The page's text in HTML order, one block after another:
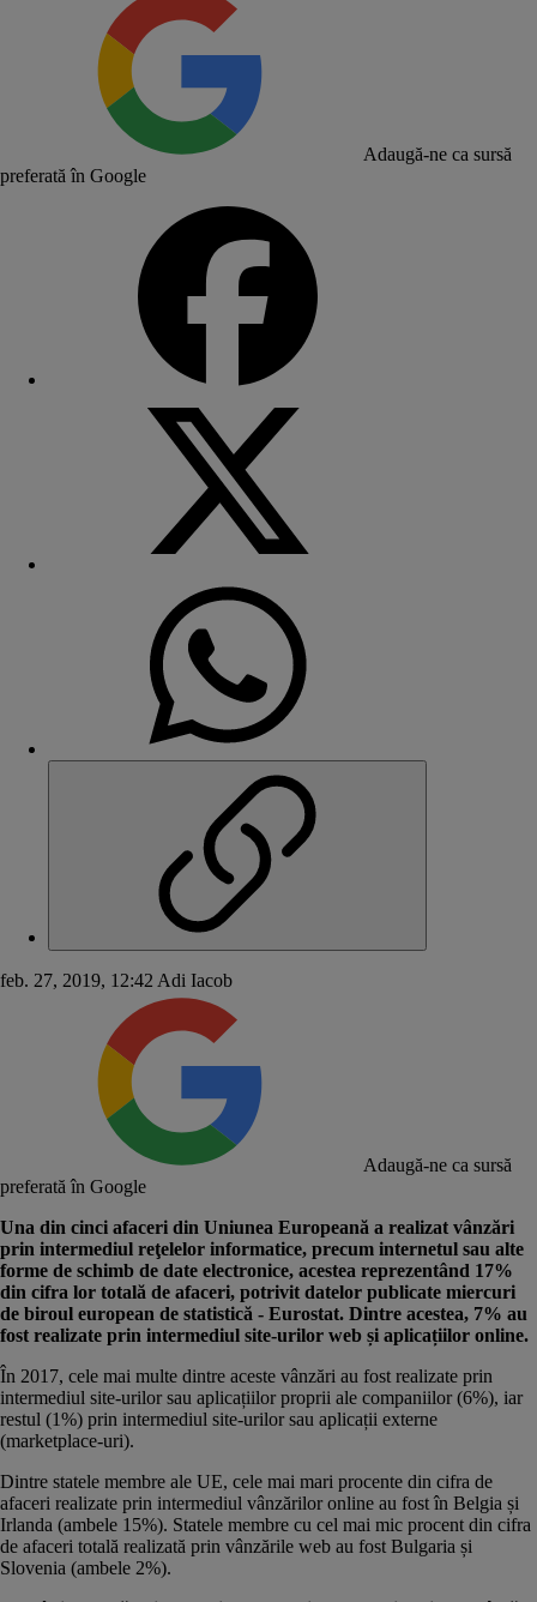
Adaugă-ne ca sursă
preferată în Google
feb. 27, 2019, 12:42 Adi Iacob
Adaugă-ne ca sursă
preferată în Google
Una din cinci afaceri din Uniunea Europeană a realizat vânzări
prin intermediul reţelelor informatice, precum internetul sau alte
forme de schimb de date electronice, acestea reprezentând 17%
din cifra lor totală de afaceri, potrivit datelor publicate miercuri
de biroul european de statistică - Eurostat. Dintre acestea, 7% au
fost realizate prin intermediul site-urilor web și aplicațiilor online.
În 2017, cele mai multe dintre aceste vânzări au fost realizate prin
intermediul site-urilor sau aplicațiilor proprii ale companiilor (6%), iar
restul (1%) prin intermediul site-urilor sau aplicații externe
(marketplace-uri).
Dintre statele membre ale UE, cele mai mari procente din cifra de
afaceri realizate prin intermediul vânzărilor online au fost în Belgia și
Irlanda (ambele 15%). Statele membre cu cel mai mic procent din cifra
de afaceri totală realizată prin vânzările web au fost Bulgaria și
Slovenia (ambele 2%).